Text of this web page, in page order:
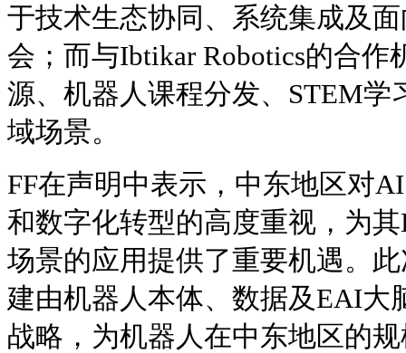
于技术生态协同、系统集成及
会；而与Ibtikar Robotics的合作
源、机器人课程分发、STEM学
域场景。
FF在声明中表示，中东地区对
和数字化转型的高度重视，为
场景的应用提供了重要机遇。
建由机器人本体、数据及EAI大
战略，为机器人在中东地区的